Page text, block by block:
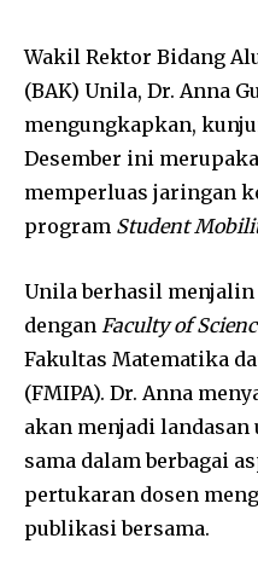
Wakil Rektor Bidang
(BAK) Unila, Dr. Anna
mengungkapkan,
Desember ini
memperluas jaringan
program Student
Unila berhasil menjalin
dengan Faculty of
Fakultas Matematika
(FMIPA). Dr. Anna
akan menjadi
sama dalam berbagai
pertukaran dosen
publikasi bersama.